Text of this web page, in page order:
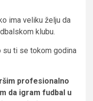
ima veliku želju da
klubu.
su ti se tokom godina
profesionalno
da igram fudbal u